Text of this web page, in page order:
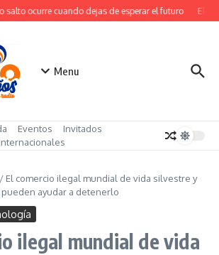
salto ocurre cuando dejas de esperar el futuro El
Menu
Eventos
Invitados
Internacionales
/ El comercio ilegal mundial de vida silvestre y
ayudar a detenerlo
ilegal mundial de vida